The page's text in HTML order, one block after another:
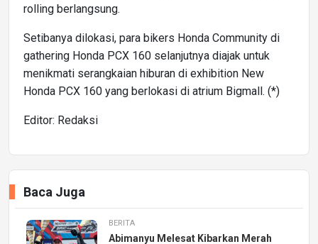
rolling berlangsung.
Setibanya dilokasi, para bikers Honda Community di
gathering Honda PCX 160 selanjutnya diajak untuk
menikmati serangkaian hiburan di exhibition New
Honda PCX 160 yang berlokasi di atrium Bigmall. (*)
Editor: Redaksi
Baca Juga
BERITA
Abimanyu Melesat Kibarkan Merah